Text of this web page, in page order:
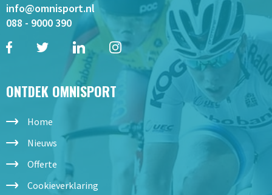
info@omnisport.nl
088 - 9000 390
ONTDEK OMNISPORT
Home
Nieuws
Offerte
Cookieverklaring